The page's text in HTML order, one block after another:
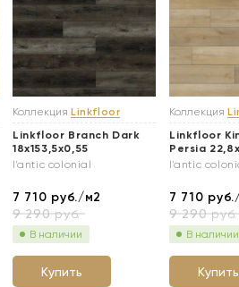
Коллекция Linkfloor
Linkfloor Branch Dark
18x153,5x0,55
l'antic colonial
7 710 руб./м2
9 290руб.
В наличии
Купить
Коллекция
Linkfloor
Persia
l'antic
7 710
9 290руб.
В наличии
Купить